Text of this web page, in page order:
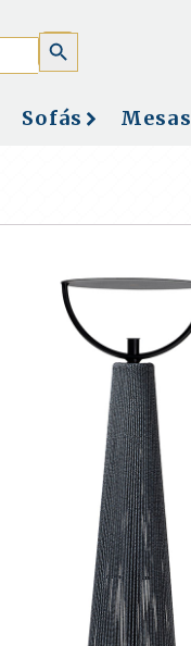
SEARCH
BUTTON
Sofás Mesas